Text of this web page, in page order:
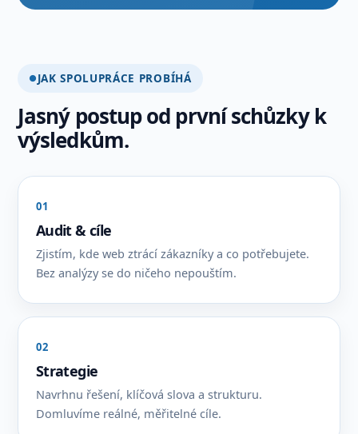
JAK SPOLUPRÁCE PROBÍHÁ
Jasný postup od první schůzky k
výsledkům.
01
Audit & cíle
Zjistím, kde web ztrácí zákazníky a co potřebujete.
Bez analýzy se do ničeho nepouštím.
02
Strategie
Navrhnu řešení, klíčová slova a strukturu.
Domluvíme reálné, měřitelné cíle.